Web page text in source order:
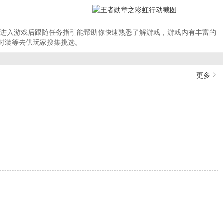
游戏后跟随任务指引能帮助你快速熟悉了解游戏，游戏内有丰富的
等去供玩家搜集挑选。
更多